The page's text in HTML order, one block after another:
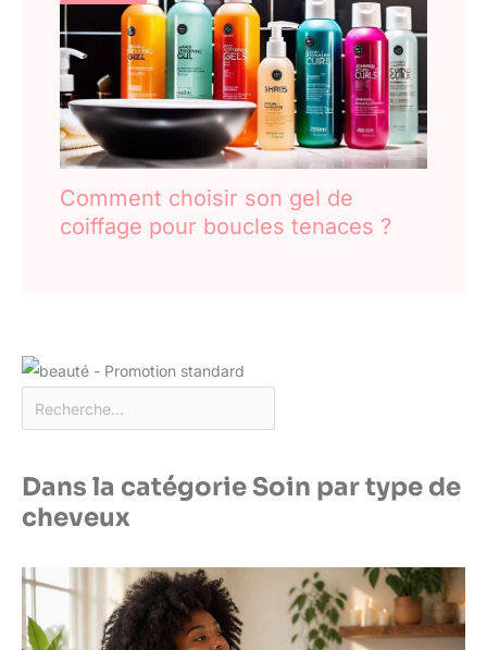
Comment choisir son gel de
coiffage pour boucles tenaces ?
Dans la catégorie Soin par type de
cheveux